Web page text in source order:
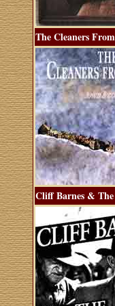
The Cleaners
Cliff Barnes &